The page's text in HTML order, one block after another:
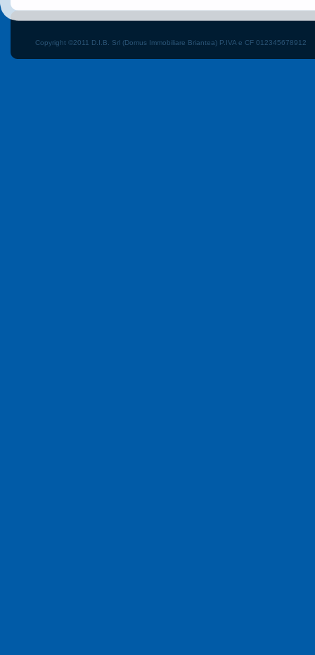
Copyright ©2011 D.I.B. Srl (Domus Immobiliare Briantea) P.IVA e CF 012345678912